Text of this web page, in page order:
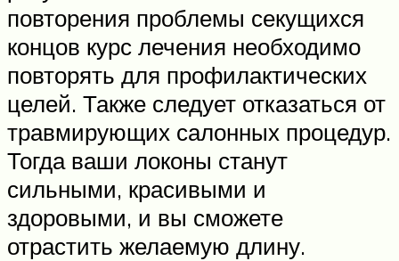
повторения проблемы секущихся
концов курс лечения необходимо
повторять для профилактических
целей. Также следует отказаться от
травмирующих салонных процедур.
Тогда ваши локоны станут
сильными, красивыми и
здоровыми, и вы сможете
отрастить желаемую длину.